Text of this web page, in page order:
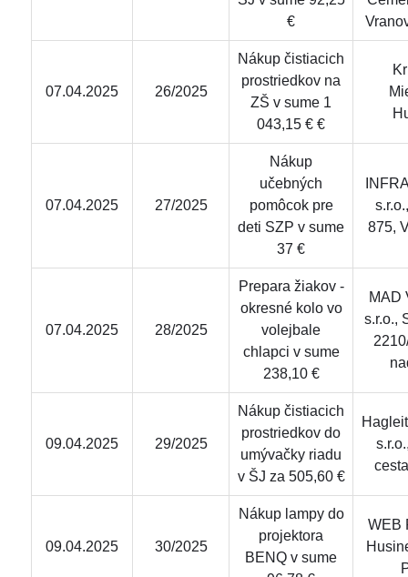
€
07.04.2025 26/2025
Nákup čistiacich
prostriedkov na
ZŠ v sume 1
043,15 € €
07.04.2025 27/2025
Nákup
učebných
pomôcok pre
deti SZP v sume
37 €
875,
07.04.2025 28/2025
Prepara žiakov -
okresné kolo vo
volejbale
chlapci v sume
238,10 €
MAD
s.r.o.,
09.04.2025 29/2025
Nákup čistiacich
prostriedkov do
umývačky riadu
v ŠJ za 505,60 €
09.04.2025 30/2025
Nákup lampy do
projektora
BENQ v sume
WEB